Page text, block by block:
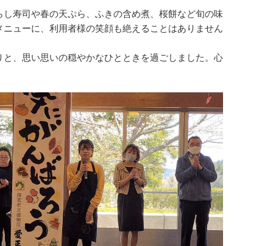
寿司や春の天ぷら、ふきの含め煮、桜餅など旬の味
ューに、利用者様の笑顔も絶えることはありません
、思い思いの穏やかなひとときを過ごしました。心